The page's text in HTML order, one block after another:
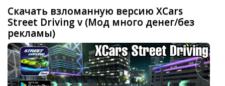
Скачать взломанную версию XCars
Street Driving v (Мод много денег/без
рекламы)